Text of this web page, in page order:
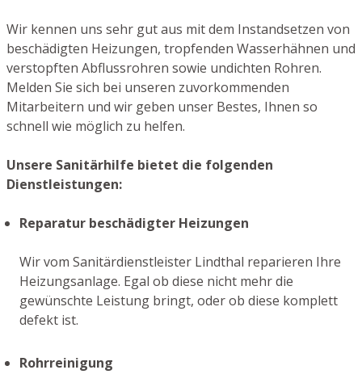
Wir kennen uns sehr gut aus mit dem Instandsetzen von
beschädigten Heizungen, tropfenden Wasserhähnen und
verstopften Abflussrohren sowie undichten Rohren.
Melden Sie sich bei unseren zuvorkommenden
Mitarbeitern und wir geben unser Bestes, Ihnen so
schnell wie möglich zu helfen.
Unsere Sanitärhilfe bietet die folgenden
Dienstleistungen:
Reparatur beschädigter Heizungen
Wir vom Sanitärdienstleister Lindthal reparieren Ihre
Heizungsanlage. Egal ob diese nicht mehr die
gewünschte Leistung bringt, oder ob diese komplett
defekt ist.
Rohrreinigung